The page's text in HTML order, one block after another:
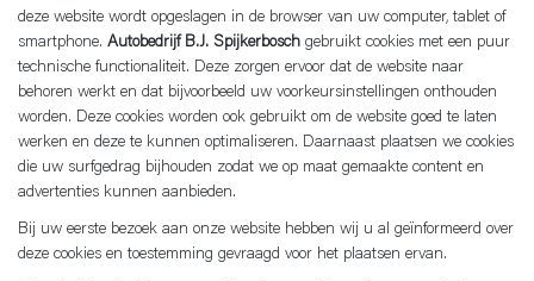
deze website wordt opgeslagen in de browser van uw computer, tablet of
smartphone. Autobedrijf B.J. Spijkerbosch gebruikt cookies met een puur
technische functionaliteit. Deze zorgen ervoor dat de website naar
behoren werkt en dat bijvoorbeeld uw voorkeursinstellingen onthouden
worden. Deze cookies worden ook gebruikt om de website goed te laten
werken en deze te kunnen optimaliseren. Daarnaast plaatsen we cookies
die uw surfgedrag bijhouden zodat we op maat gemaakte content en
advertenties kunnen aanbieden.
Bij uw eerste bezoek aan onze website hebben wij u al geïnformeerd over
deze cookies en toestemming gevraagd voor het plaatsen ervan.